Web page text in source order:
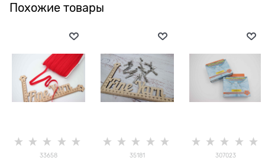
Похожие товары
33658 35181 307023